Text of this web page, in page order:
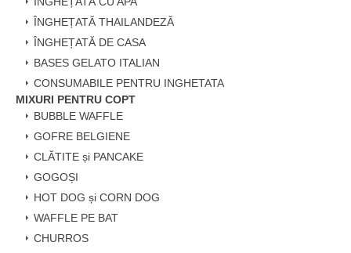
ÎNGHEȚATĂ THAILANDEZĂ
ÎNGHEȚATĂ DE CASA
BASES GELATO ITALIAN
CONSUMABILE PENTRU INGHETATA
MIXURI PENTRU COPT
BUBBLE WAFFLE
GOFRE BELGIENE
CLĂTITE și PANCAKE
GOGOȘI
HOT DOG și CORN DOG
WAFFLE PE BAT
CHURROS